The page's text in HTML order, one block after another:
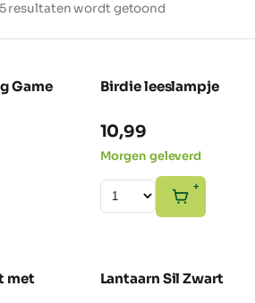
resultaten wordt getoond
Game Birdie leeslampje
10,99
Morgen geleverd
+
NIEUW
met
Lantaarn Sil Zwart